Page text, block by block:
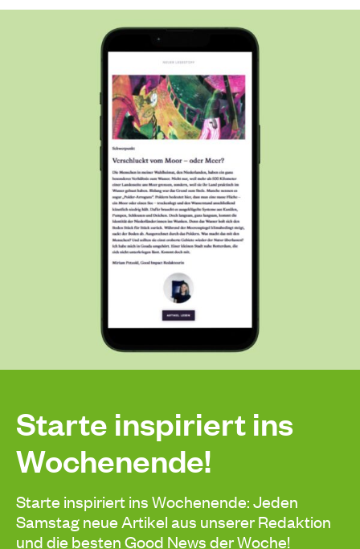
Starte inspiriert ins
Wochenende!
Starte inspiriert ins Wochenende: Jeden
Samstag neue Artikel aus unserer Redaktion
und die besten Good News der Woche!